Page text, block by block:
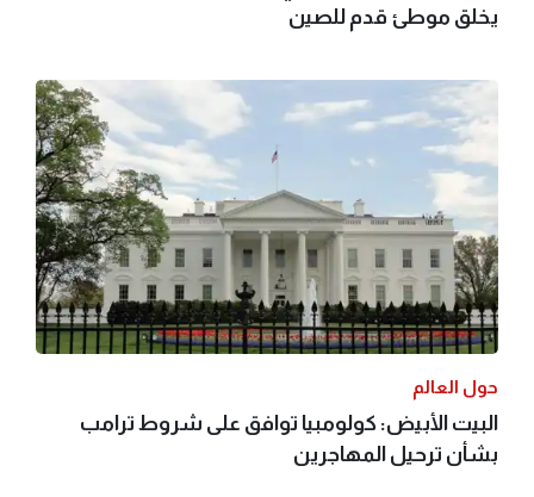
يخلق موطئ قدم للصين
حول العالم
البيت الأبيض: كولومبيا توافق على شروط ترامب
بشأن ترحيل المهاجرين